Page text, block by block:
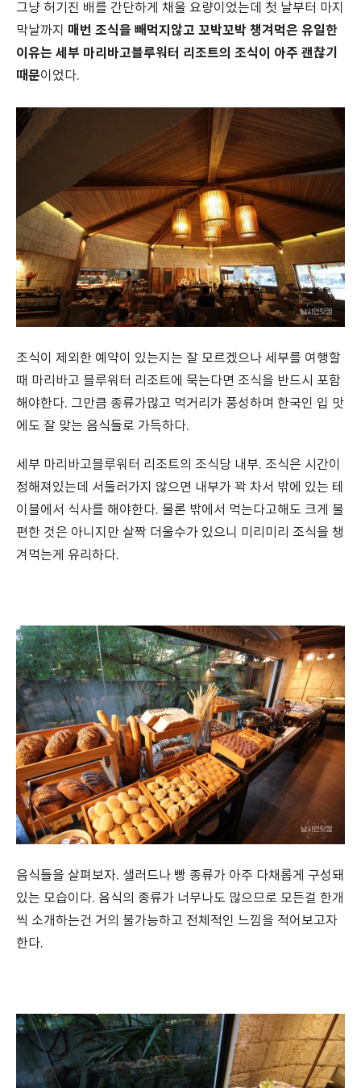
그냥 허기진 배를 간단하게 채울 요량이었는데 첫 날부터 마지
막날까지 매번 조식을 빼먹지않고 꼬박꼬박 챙겨먹은 유일한
이유는 세부 마리바고블루워터 리조트의 조식이 아주 괜찮기
때문이었다.
조식이 제외한 예약이 있는지는 잘 모르겠으나 세부를 여행할
때 마리바고 블루워터 리조트에 묵는다면 조식을 반드시 포함
해야한다. 그만큼 종류가많고 먹거리가 풍성하며 한국인 입 맛
에도 잘 맞는 음식들로 가득하다.
세부 마리바고블루워터 리조트의 조식당 내부. 조식은 시간이
정해져있는데 서둘러가지 않으면 내부가 꽉 차서 밖에 있는 테
이블에서 식사를 해야한다. 물론 밖에서 먹는다고해도 크게 불
편한 것은 아니지만 살짝 더울수가 있으니 미리미리 조식을 챙
겨먹는게 유리하다.
음식들을 살펴보자. 샐러드나 빵 종류가 아주 다채롭게 구성돼
있는 모습이다. 음식의 종류가 너무나도 많으므로 모든걸 한개
씩 소개하는건 거의 불가능하고 전체적인 느낌을 적어보고자
한다.